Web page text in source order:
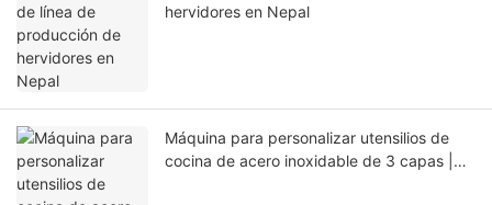
hervidores en Nepal
Máquina para personalizar utensilios de
cocina de acero inoxidable de 3 capas |